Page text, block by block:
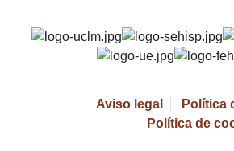
Aviso legal
Política
Política de